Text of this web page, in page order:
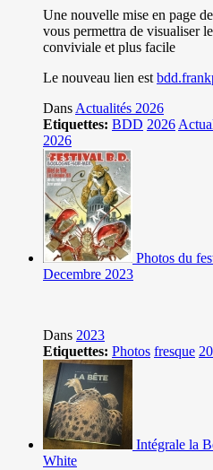
Une nouvelle mise en page
vous permettra de visualiser
conviviale et plus facile
Le nouveau lien est
DansActualités 2026
Etiquettes: BDD 2026
2026
Photos du
Decembre 2023
Dans 2023
Etiquettes: Photos fresque
Intégrale la
White